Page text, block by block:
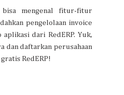
bisa mengenal fitur-fitur
pengelolaan invoice
dari RedERP. Yuk,
dan daftarkan perusahaan
RedERP!